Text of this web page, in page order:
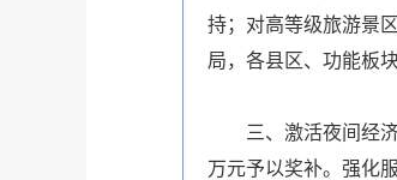
持；对高等级旅游景
局，各县区、功能板
三、激活夜间经
万元予以奖补。强化